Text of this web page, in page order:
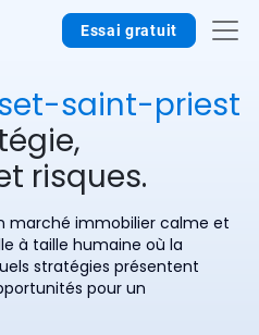
Essai gratuit
saint-priest
risques.
marché immobilier calme et
à taille humaine où la
stratégies présentent
pour un